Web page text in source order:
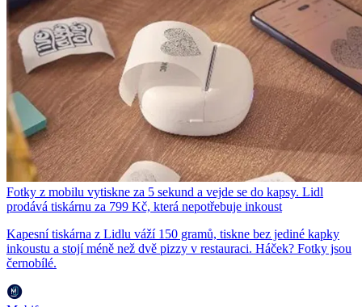
Fotky z mobilu vytiskne za 5 sekund a vejde se do kapsy. Lidl
prodává tiskárnu za 799 Kč, která nepotřebuje inkoust
Kapesní tiskárna z Lidlu váží 150 gramů, tiskne bez jediné kapky
inkoustu a stojí méně než dvě pizzy v restauraci. Háček? Fotky jsou
černobílé.